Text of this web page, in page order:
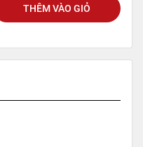
THÊM VÀO GIỎ